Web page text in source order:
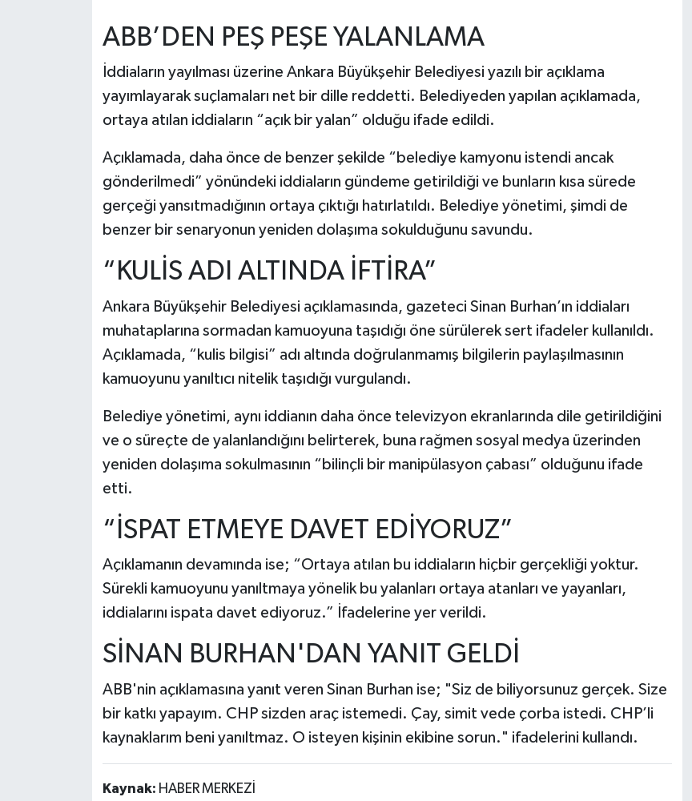
ABB’DEN PEŞ PEŞE YALANLAMA
İddiaların yayılması üzerine Ankara Büyükşehir Belediyesi yazılı bir açıklama
yayımlayarak suçlamaları net bir dille reddetti. Belediyeden yapılan açıklamada,
ortaya atılan iddiaların “açık bir yalan” olduğu ifade edildi.
Açıklamada, daha önce de benzer şekilde “belediye kamyonu istendi ancak
gönderilmedi” yönündeki iddiaların gündeme getirildiği ve bunların kısa sürede
gerçeği yansıtmadığının ortaya çıktığı hatırlatıldı. Belediye yönetimi, şimdi de
benzer bir senaryonun yeniden dolaşıma sokulduğunu savundu.
“KULİS ADI ALTINDA İFTİRA”
Ankara Büyükşehir Belediyesi açıklamasında, gazeteci Sinan Burhan’ın iddiaları
muhataplarına sormadan kamuoyuna taşıdığı öne sürülerek sert ifadeler kullanıldı.
Açıklamada, “kulis bilgisi” adı altında doğrulanmamış bilgilerin paylaşılmasının
kamuoyunu yanıltıcı nitelik taşıdığı vurgulandı.
Belediye yönetimi, aynı iddianın daha önce televizyon ekranlarında dile getirildiğini
ve o süreçte de yalanlandığını belirterek, buna rağmen sosyal medya üzerinden
yeniden dolaşıma sokulmasının “bilinçli bir manipülasyon çabası” olduğunu ifade
etti.
“İSPAT ETMEYE DAVET EDİYORUZ”
Açıklamanın devamında ise; “Ortaya atılan bu iddiaların hiçbir gerçekliği yoktur.
Sürekli kamuoyunu yanıltmaya yönelik bu yalanları ortaya atanları ve yayanları,
iddialarını ispata davet ediyoruz.” İfadelerine yer verildi.
SİNAN BURHAN'DAN YANIT GELDİ
ABB'nin açıklamasına yanıt veren Sinan Burhan ise; "Siz de biliyorsunuz gerçek. Size
bir katkı yapayım. CHP sizden araç istemedi. Çay, simit vede çorba istedi. CHP’li
kaynaklarım beni yanıltmaz. O isteyen kişinin ekibine sorun." ifadelerini kullandı.
Kaynak: HABER MERKEZİ